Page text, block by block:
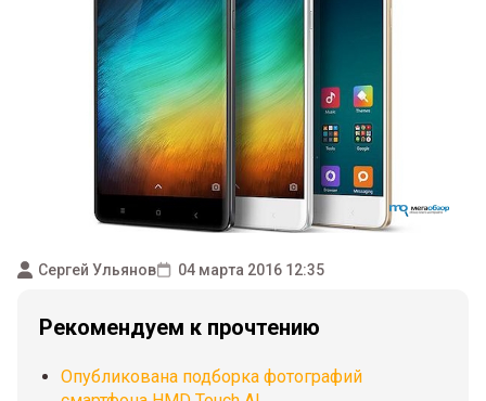
Сергей Ульянов 04 марта 2016 12:35
Рекомендуем к прочтению
Опубликована подборка фотографий